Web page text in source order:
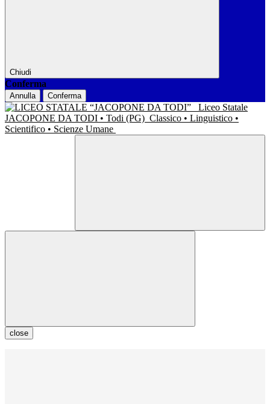
Chiudi
Conferma
Annulla Conferma
Liceo Statale
JACOPONE DA TODI • Todi (PG) Classico • Linguistico •
Scientifico • Scienze Umane
close